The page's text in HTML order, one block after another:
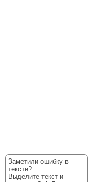
Заметили ошибку в
тексте?
Выделите текст и